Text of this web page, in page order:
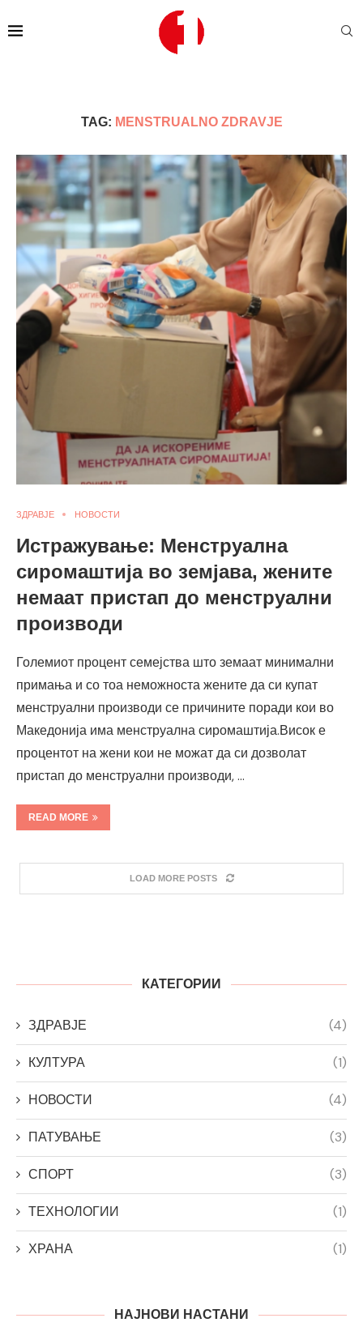
TAG: MENSTRUALNO ZDRAVJE
ЗДРАВЈЕ НОВОСТИ
Истражување: Менструална
сиромаштија во земјава, жените
немаат пристап до менструални
производи
Големиот процент семејства што земаат минимални
примања и со тоа неможноста жените да си купат
менструални производи се причините поради кои во
Македонија има менструална сиромаштија.Висок е
процентот на жени кои не можат да си дозволат
пристап до менструални производи, …
READ MORE
LOAD MORE POSTS
КАТЕГОРИИ
ЗДРАВЈЕ (4)
КУЛТУРА (1)
НОВОСТИ (4)
ПАТУВАЊЕ (3)
СПОРТ (3)
ТЕХНОЛОГИИ (1)
ХРАНА (1)
НАЈНОВИ НАСТАНИ